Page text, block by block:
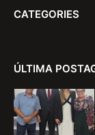
CATEGORIES
ÚLTIMA